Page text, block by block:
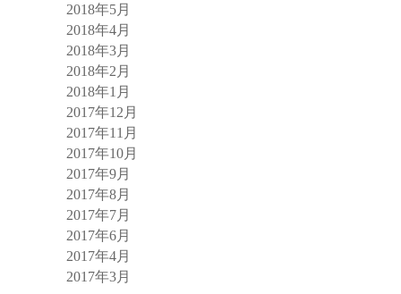
2018年5月
2018年4月
2018年3月
2018年2月
2018年1月
2017年12月
2017年11月
2017年10月
2017年9月
2017年8月
2017年7月
2017年6月
2017年4月
2017年3月